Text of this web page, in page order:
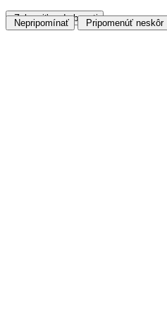
Zobraziť podrobnosti
Nepripomínať Pripomenúť neskôr